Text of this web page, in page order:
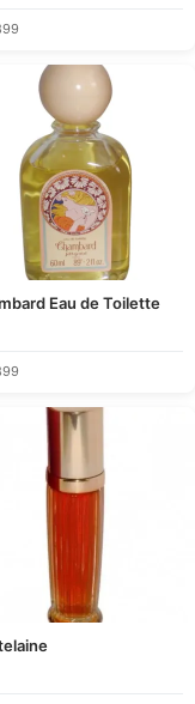
Chambard Eau de Toilette